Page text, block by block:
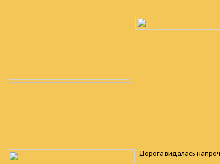
Дорога видалась